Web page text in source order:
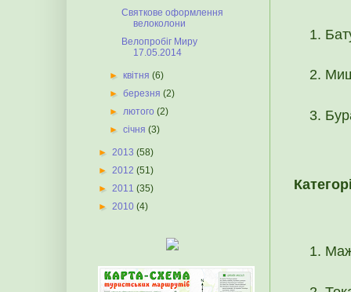
Cвяткове оформлення
велоколони
Велопробіг Миру
17.05.2014
►квітня(6)
►березня(2)
►лютого(2)
►січня(3)
► 2013 (58)
► 2012 (51)
► 2011 (35)
► 2010 (4)